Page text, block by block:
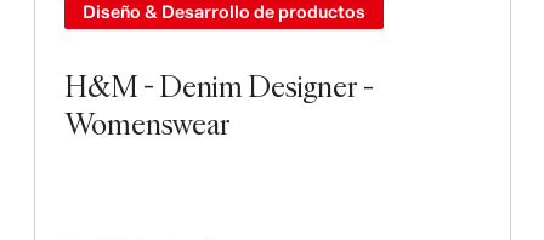
H&M - Denim Designer -
Womenswear
Diseño & Desarrollo de productos